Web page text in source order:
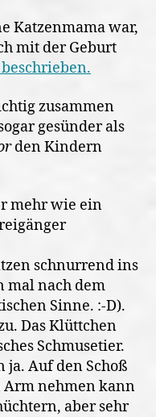
Katzenmama war,
mit der Geburt
zusammen
gesünder als
den Kindern
mehr wie ein
schnurrend ins
mal nach dem
Sinne. :-D).
Das Klüttchen
Schmusetier.
ja. Auf den Schoß
Arm nehmen kann
aber sehr